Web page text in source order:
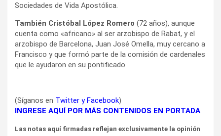
Sociedades de Vida Apostólica.
También Cristóbal López Romero (72 años), aunque
cuenta como «africano» al ser arzobispo de Rabat, y el
arzobispo de Barcelona, Juan José Omella, muy cercano a
Francisco y que formó parte de la comisión de cardenales
que le ayudaron en su pontificado.
(Síganos en Twitter yFacebook)
INGRESE AQUÍ POR MÁS CONTENIDOS EN PORTADA
Las notas aquí firmadas reflejan exclusivamente la opinión